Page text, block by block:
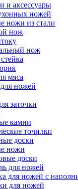
и аксессуары
ножей
ножи из стали
нож
нож
мяса
ножей
заточки
камни
точилки
доски
ножи
доски
для ножей
для ножей с
для ножей